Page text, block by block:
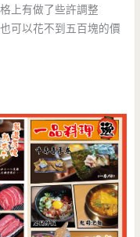
上有做了些許調整
可以花不到五百塊的價